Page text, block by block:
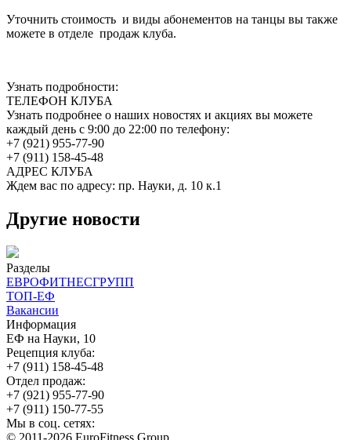
Уточнить стоимость и виды абонементов на танцы вы также
можете в отделе продаж клуба.
Узнать подробности:
ТЕЛЕФОН КЛУБА
Узнать подробнее о наших новостях и акциях вы можете
каждый день с 9:00 до 22:00 по телефону:
+7 (921) 955-77-90
+7 (911) 158-45-48
АДРЕС КЛУБА
Ждем вас по адресу: пр. Науки, д. 10 к.1
Другие новости
Разделы
ЕВРОФИТНЕСГРУПП
ТОП-ЕФ
Вакансии
Информация
ЕФ на Науки, 10
Рецепция клуба:
+7 (911) 158-45-48
Отдел продаж:
+7 (921) 955-77-90
+7 (911) 150-77-55
Мы в соц. сетях:
© 2011-2026 EuroFitness Group